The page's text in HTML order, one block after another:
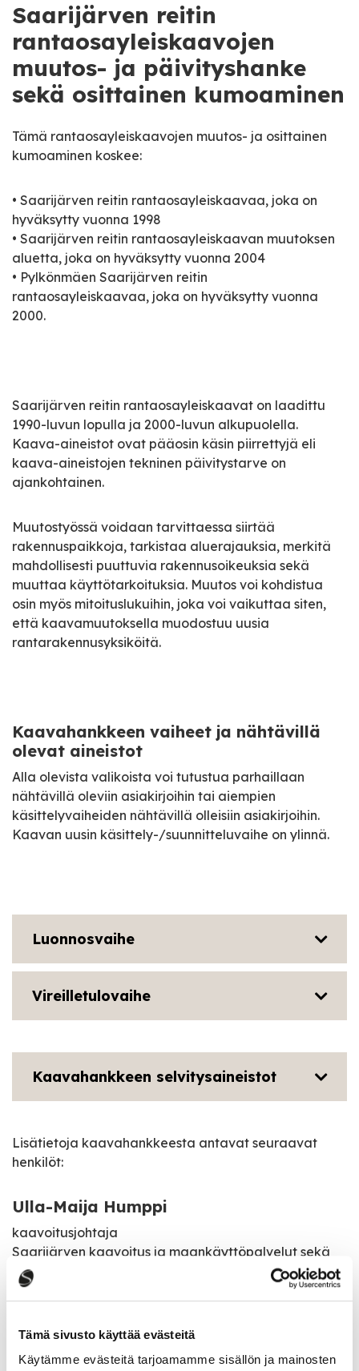
Tämä sivusto käyttää evästeitä
Käytämme evästeitä tarjoamamme sisällön ja mainosten
Saarijärven reitin
rantaosayleiskaavojen
muutos- ja päivityshanke
sekä osittainen kumoaminen
Tämä rantaosayleiskaavojen muutos- ja osittainen
kumoaminen koskee:
• Saarijärven reitin rantaosayleiskaavaa, joka on
hyväksytty vuonna 1998
• Saarijärven reitin rantaosayleiskaavan muutoksen
aluetta, joka on hyväksytty vuonna 2004
• Pylkönmäen Saarijärven reitin
rantaosayleiskaavaa, joka on hyväksytty vuonna
2000.
Saarijärven reitin rantaosayleiskaavat on laadittu
1990-luvun lopulla ja 2000-luvun alkupuolella.
Kaava-aineistot ovat pääosin käsin piirrettyjä eli
kaava-aineistojen tekninen päivitystarve on
ajankohtainen.
Muutostyössä voidaan tarvittaessa siirtää
rakennuspaikkoja, tarkistaa aluerajauksia, merkitä
mahdollisesti puuttuvia rakennusoikeuksia sekä
muuttaa käyttötarkoituksia. Muutos voi kohdistua
osin myös mitoituslukuihin, joka voi vaikuttaa siten,
että kaavamuutoksella muodostuu uusia
rantarakennusyksiköitä.
Kaavahankkeen vaiheet ja nähtävillä
olevat aineistot
Alla olevista valikoista voi tutustua parhaillaan
nähtävillä oleviin asiakirjoihin tai aiempien
käsittelyvaiheiden nähtävillä olleisiin asiakirjoihin.
Kaavan uusin käsittely-/suunnitteluvaihe on ylinnä.
Luonnosvaihe
Vireilletulovaihe
Kaavahankkeen selvitysaineistot
Lisätietoja kaavahankkeesta antavat seuraavat
henkilöt:
Ulla-Maija Humppi
kaavoitusjohtaja
Saarijärven kaavoitus ja maankäyttöpalvelut sekä
aluearkkitehtipalvelut
Tiistaisin Karstulassa (huom. varaa aika
044 4598 405